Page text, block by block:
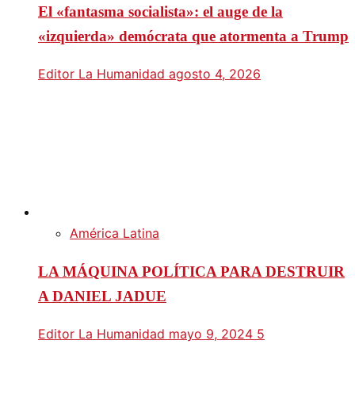
El «fantasma socialista»: el auge de la
«izquierda» demócrata que atormenta a Trump
Editor La Humanidad agosto 4, 2026
América Latina
LA MÁQUINA POLÍTICA PARA DESTRUIR
A DANIEL JADUE
Editor La Humanidad mayo 9, 2024 5